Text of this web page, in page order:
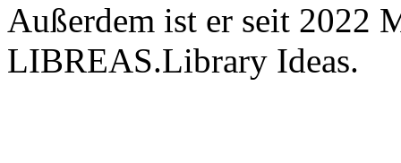
Außerdem ist er seit 2022
LIBREAS.Library Ideas.